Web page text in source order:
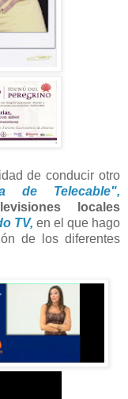
de conducir otro
de Telecable",
locales
TV, en el que hago
de los diferentes